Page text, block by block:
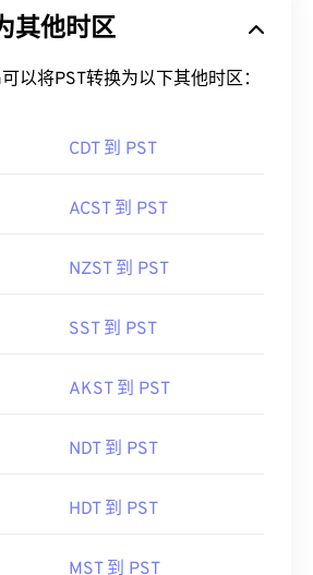
其他时区
以将PST转换为以下其他时区：
CDT 到 PST
ACST 到 PST
NZST 到 PST
SST 到 PST
AKST 到 PST
NDT 到 PST
HDT 到 PST
MST 到 PST